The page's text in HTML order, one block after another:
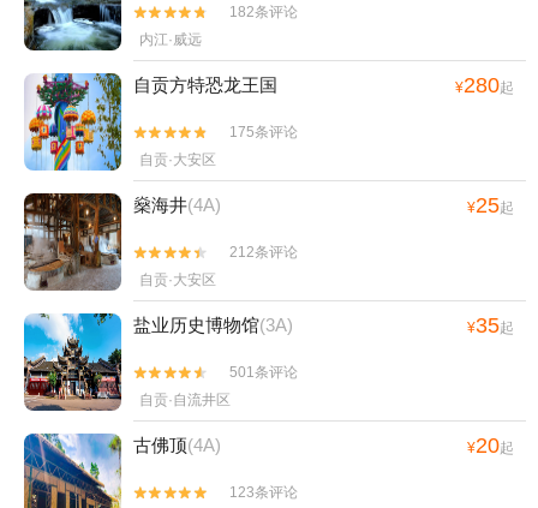


182条评论
内江·威远
自贡方特恐龙王国 ¥280起


175条评论
自贡·大安区
燊海井(4A) ¥25起


212条评论
自贡·大安区
盐业历史博物馆(3A) ¥35起


501条评论
自贡·自流井区
古佛顶(4A) ¥20起

 123条评论